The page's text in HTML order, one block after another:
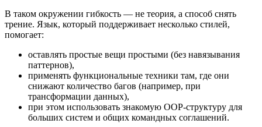
В таком окружении гибкость — не теория, а способ снять
трение. Язык, который поддерживает несколько стилей,
помогает:
оставлять простые вещи простыми (без навязывания
паттернов),
применять функциональные техники там, где они
снижают количество багов (например, при
трансформации данных),
при этом использовать знакомую OOP-структуру для
больших систем и общих командных соглашений.